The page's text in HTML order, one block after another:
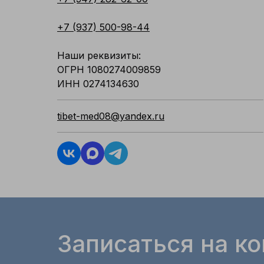
+7 (937) 500-98-44
Наши реквизиты:
ОГРН 1080274009859
ИНН 0274134630
tibet-med08@yandex.ru
Записаться на